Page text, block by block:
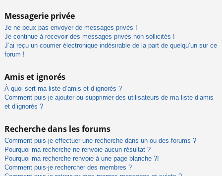
Messagerie privée
Je ne peux pas envoyer de messages privés !
Je continue à recevoir des messages privés non sollicités !
J’ai reçu un courrier électronique indésirable de la part de quelqu’un sur ce
forum !
Amis et ignorés
À quoi sert ma liste d’amis et d’ignorés ?
Comment puis-je ajouter ou supprimer des utilisateurs de ma liste d’amis
et d’ignorés ?
Recherche dans les forums
Comment puis-je effectuer une recherche dans un ou des forums ?
Pourquoi ma recherche ne renvoie aucun résultat ?
Pourquoi ma recherche renvoie à une page blanche ?!
Comment puis-je rechercher des membres ?